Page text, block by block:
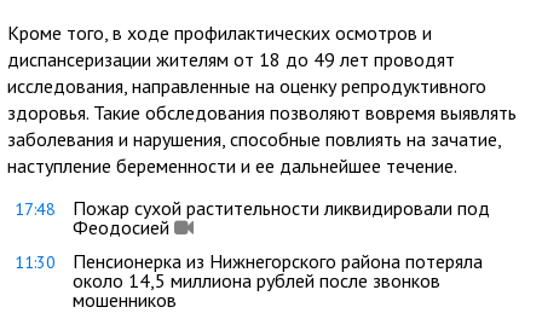
Кроме того, в ходе профилактических осмотров и
диспансеризации жителям от 18 до 49 лет проводят
исследования, направленные на оценку репродуктивного
здоровья. Такие обследования позволяют вовремя выявлять
заболевания и нарушения, способные повлиять на зачатие,
наступление беременности и ее дальнейшее течение.
17:48
Пожар сухой растительности ликвидировали под
Феодосией
11:30
Пенсионерка из Нижнегорского района потеряла
около 14,5 миллиона рублей после звонков
мошенников